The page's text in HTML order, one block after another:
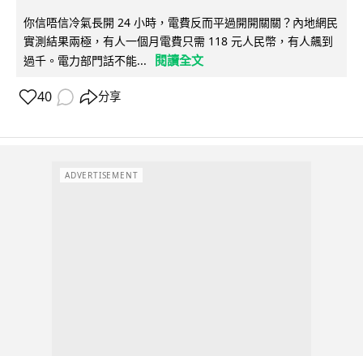
你信唔信冷氣長開 24 小時，電費反而平過開開關關？內地網民
實測結果兩極，有人一個月電費只需 118 元人民幣，有人飆到
過千。電力部門話不能...
閱讀全文
40 分享
ADVERTISEMENT